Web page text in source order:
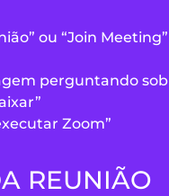
ou “Join Meeting”
perguntando
Zoom”
REUNIÃO